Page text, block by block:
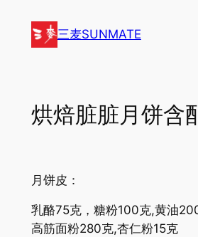
三麦SUNMATE
烘焙脏脏月饼含
月饼皮：
乳酪75克，糖粉100克,黄油
高筋面粉280克,杏仁粉15克